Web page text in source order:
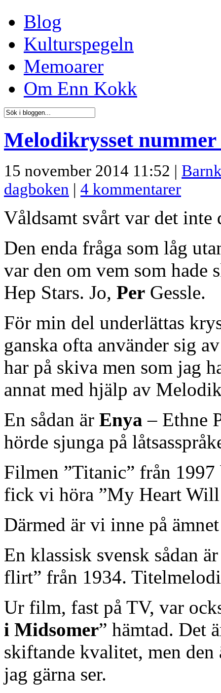
Blog
Kulturspegeln
Memoarer
Om Enn Kokk
Melodikrysset nummer
15 november 2014 11:52 |
dagboken | 4 kommentarer
Våldsamt svårt var det inte
Den enda fråga som låg
var den om vem som hade
Hep Stars. Jo, Per Gessle.
För min del underlättas
ganska ofta använder sig
har på skiva men som jag
annat med hjälp av
En sådan är Enya – Ethne
hörde sjunga på
Filmen ”Titanic” från
fick vi höra ”My Heart
Därmed är vi inne på
En klassisk svensk sådan
flirt” från 1934.
Ur film, fast på TV, var
i Midsomer” hämtad. Det
skiftande kvalitet, men den
jag gärna ser.